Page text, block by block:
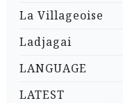
La Villageoise
Ladjagai
LANGUAGE
LATEST